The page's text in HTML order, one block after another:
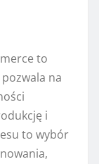
to
na
i
to wybór